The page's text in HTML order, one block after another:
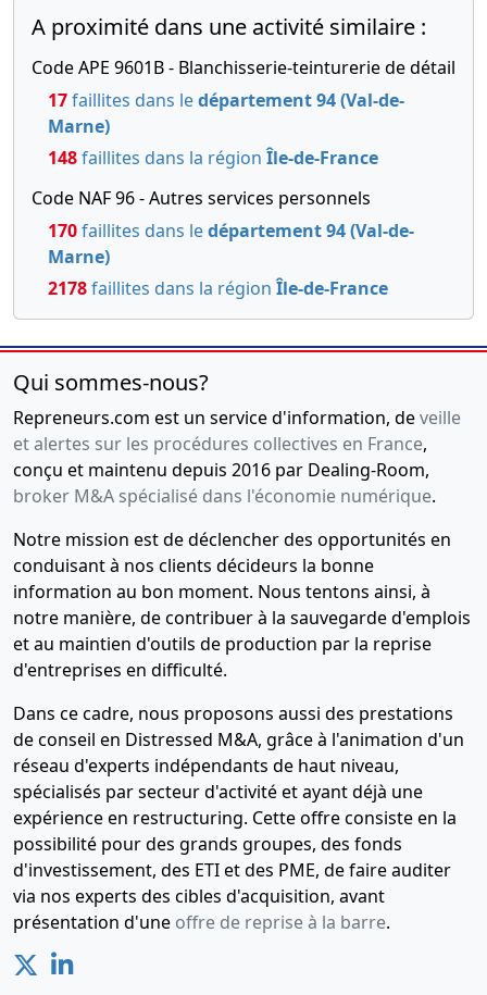
A proximité dans une activité similaire :
Code APE 9601B - Blanchisserie-teinturerie de détail
17faillites dans ledépartement 94 (Val-de-
Marne)
148faillites dans la région Île-de-France
Code NAF 96 - Autres services personnels
170faillites dans ledépartement 94 (Val-de-
Marne)
2178faillites dans la région Île-de-France
Qui sommes-nous?
Repreneurs.com est un service d'information, deveille
et alertes sur les procédures collectives en France,
conçu et maintenu depuis 2016 par Dealing-Room,
broker M&A spécialisé dans l'économie numérique.
Notre mission est de déclencher des opportunités en
conduisant à nos clients décideurs la bonne
information au bon moment. Nous tentons ainsi, à
notre manière, de contribuer à la sauvegarde d'emplois
et au maintien d'outils de production par la reprise
d'entreprises en difficulté.
Dans ce cadre, nous proposons aussi des prestations
de conseil en Distressed M&A, grâce à l'animation d'un
réseau d'experts indépendants de haut niveau,
spécialisés par secteur d'activité et ayant déjà une
expérience en restructuring. Cette offre consiste en la
possibilité pour des grands groupes, des fonds
d'investissement, des ETI et des PME, de faire auditer
via nos experts des cibles d'acquisition, avant
présentation d'une offre de reprise à la barre.